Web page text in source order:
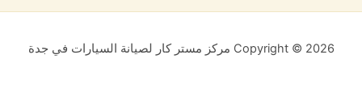
Copyright © 2026 مركز مستر كار لصيانة السيارات في جدة